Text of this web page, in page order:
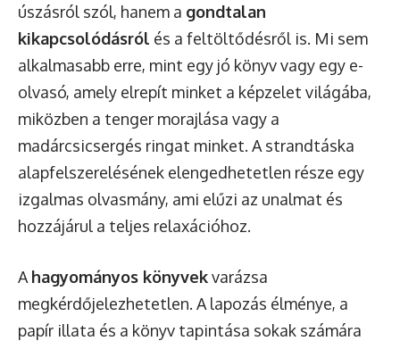
úszásról szól, hanem a gondtalan
kikapcsolódásról és a feltöltődésről is. Mi sem
alkalmasabb erre, mint egy jó könyv vagy egy e-
olvasó, amely elrepít minket a képzelet világába,
miközben a tenger morajlása vagy a
madárcsicsergés ringat minket. A strandtáska
alapfelszerelésének elengedhetetlen része egy
izgalmas olvasmány, ami elűzi az unalmat és
hozzájárul a teljes relaxációhoz.
A hagyományos könyvekvarázsa
megkérdőjelezhetetlen. A lapozás élménye, a
papír illata és a könyv tapintása sokak számára